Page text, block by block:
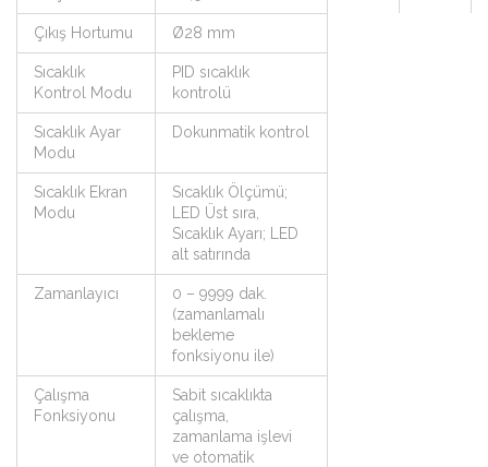
Çıkış Hortumu Ø28 mm
Sıcaklık
Kontrol Modu
PID sıcaklık
kontrolü
Sıcaklık Ayar
Modu
Dokunmatik kontrol
Sıcaklık Ekran
Modu
Sıcaklık Ölçümü;
LED Üst sıra,
Sıcaklık Ayarı; LED
alt satırında
Zamanlayıcı
0 – 9999 dak.
(zamanlamalı
bekleme
fonksiyonu ile)
Çalışma
Fonksiyonu
Sabit sıcaklıkta
çalışma,
zamanlama işlevi
ve otomatik